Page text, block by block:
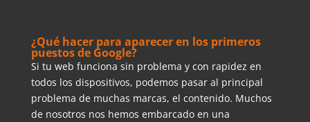
¿Qué hacer para aparecer en los primeros
puestos de Google?
Si tu web funciona sin problema y con rapidez en
todos los dispositivos, podemos pasar al principal
problema de muchas marcas, el contenido. Muchos
de nosotros nos hemos embarcado en una